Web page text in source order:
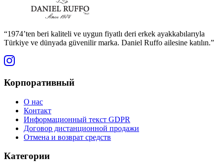
“1974’ten beri kaliteli ve uygun fiyatlı deri erkek ayakkabılarıyla
Türkiye ve dünyada güvenilir marka. Daniel Ruffo ailesine katılın.”
Корпоративный
О нас
Контакт
Информационный текст GDPR
Договор дистанционной продажи
Отмена и возврат средств
Категории